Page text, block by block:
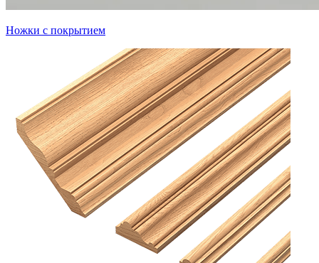
Ножки с покрытием